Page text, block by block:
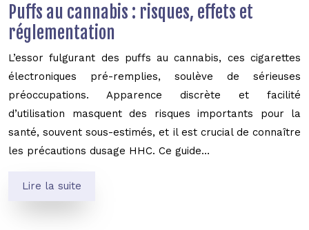
Puffs au cannabis : risques, effets et
réglementation
L’essor fulgurant des puffs au cannabis, ces cigarettes
électroniques pré-remplies, soulève de sérieuses
préoccupations. Apparence discrète et facilité
d’utilisation masquent des risques importants pour la
santé, souvent sous-estimés, et il est crucial de connaître
les précautions dusage HHC. Ce guide…
Lire la suite